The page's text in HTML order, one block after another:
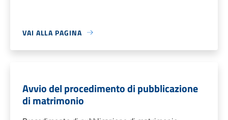
VAI ALLA PAGINA
Avvio del procedimento di pubblicazione
di matrimonio